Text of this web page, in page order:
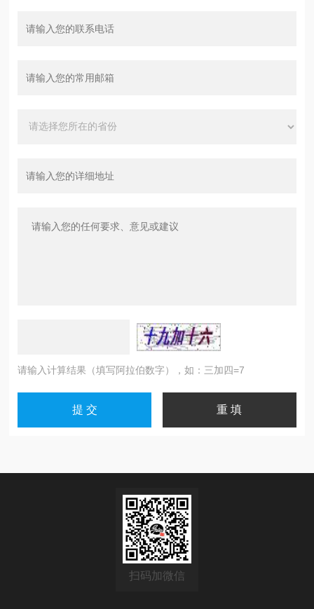
请输入计算结果（填写阿拉伯数字），如：三加四=7
扫码加微信